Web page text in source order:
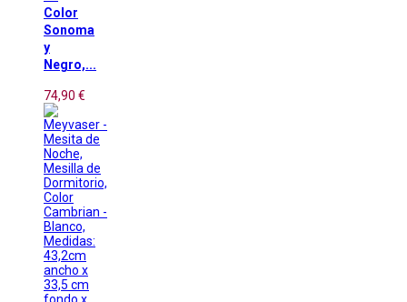
Color
Sonoma
y
Negro,...
74,90 €